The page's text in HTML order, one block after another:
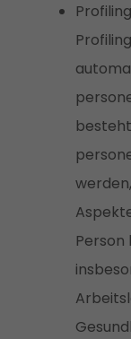
Profiling
Person